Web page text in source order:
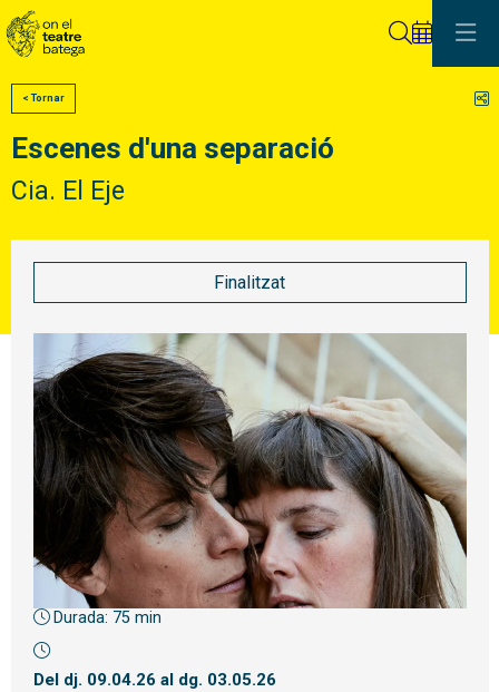
< Tornar
Escenes d'una separació
Cia. El Eje
Finalitzat
Diapositiva 1 de 1
Durada: 75 min
Del dj. 09.04.26al dg. 03.05.26